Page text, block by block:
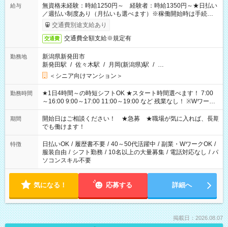
給与
無資格未経験：時給1250円～ 経験者：時給1350円～★日払い
／週払い制度あり（月払いも選べます）※稼働開始時は手続き完
了次第のお支払いとなります。
交通費別途支給あり
交通費 交通費全額支給※規定有
勤務地
新潟県新発田市
新発田駅 / 佐々木駅 / 月岡(新潟県)駅 / …
＜シニア向けマンション＞
勤務時間
★1日4時間～の時短シフトOK ★スタート時間選べます！ 7:00
～16:00 9:00～17:00 11:00～19:00 など 残業なし！ ※Wワーク
の場合、他のお仕事と合わせ週40時間超の就業はご案内できま
せん ※法令に基づき、週20時間以上勤務は社会保険への加入対
象となります ※労働者派遣法（日雇い派遣の原則禁止）によ
り、短時間・短期間の就業はご案内が難しい場合があります
期間
開始日はご相談ください！ ★急募 ★職場が気に入れば、長期
でも働けます！
特徴 日払いOK / 履歴書不要 / 40～50代活躍中 / 副業・WワークOK /
服装自由 / シフト勤務 / 10名以上の大量募集 / 電話対応なし / パ
ソコンスキル不要
気になる！ 応募する 詳細へ
掲載日：2026.08.07